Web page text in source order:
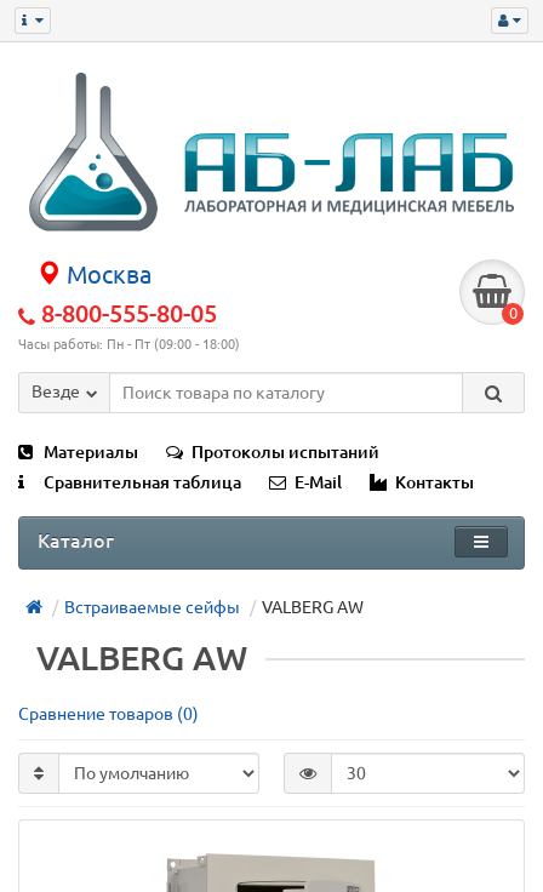
Москва
8-800-555-80-05
Часы работы: Пн - Пт (09:00 - 18:00)
0
Везде
Материалы
Протоколы испытаний
Сравнительная таблица
E-Mail Контакты
Каталог
Встраиваемые сейфы VALBERG AW
VALBERG AW
Сравнение товаров (0)